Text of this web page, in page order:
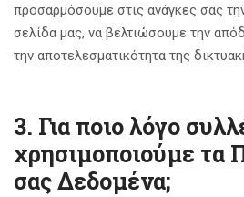
προσαρμόσουμε στις ανάγκες σας
σελίδα μας, να βελτιώσουμε την
την αποτελεσματικότητα της
3. Για ποιο λόγο
χρησιμοποιούμε τα
σας Δεδομένα;